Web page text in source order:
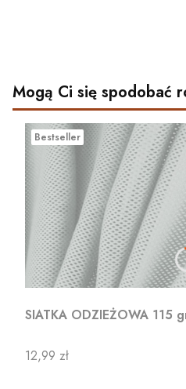
Mogą Ci się spodobać
Bestseller
SIATKA ODZIEŻOWA 115
Cena
12,99 zł